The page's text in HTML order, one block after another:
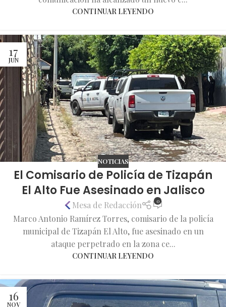
CONTINUAR LEYENDO
17
JUN
NOTICIAS
El Comisario de Policía de Tizapán
El Alto Fue Asesinado en Jalisco
Mesa de Redacción 0
Marco Antonio Ramírez Torres, comisario de la policía
municipal de Tizapán El Alto, fue asesinado en un
ataque perpetrado en la zona ce...
CONTINUAR LEYENDO
16
NOV